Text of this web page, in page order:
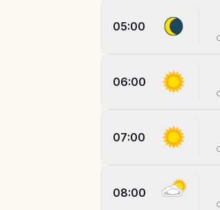
05:00
06:00
07:00
08:00